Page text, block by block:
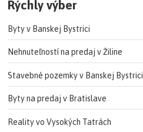
Rýchly výber
Byty v Banskej Bystrici
Nehnuteľností na predaj v Žiline
Stavebné pozemky v Banskej Bystrici
Byty na predaj v Bratislave
Reality vo Vysokých Tatrách